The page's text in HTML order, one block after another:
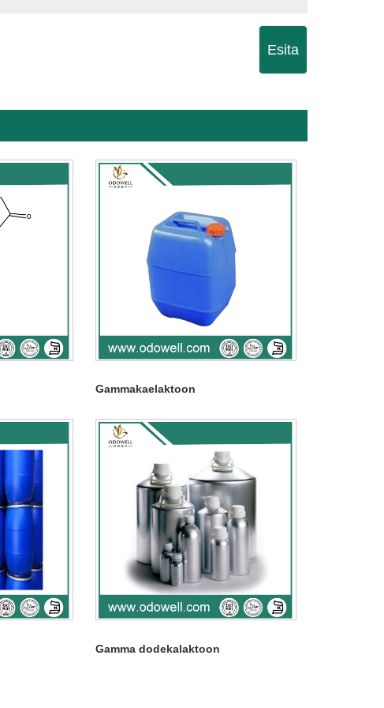
Esita
Gammakaelaktoon
Gamma dodekalaktoon